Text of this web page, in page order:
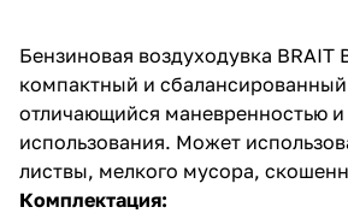
Бензиновая воздуходувка BRAIT
компактный и
отличающийся маневренностью
использования. Может
листвы, мелкого мусора,
Комплектация: